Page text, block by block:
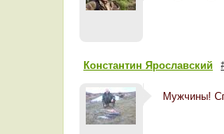
Константин Ярославский
Мужчины!